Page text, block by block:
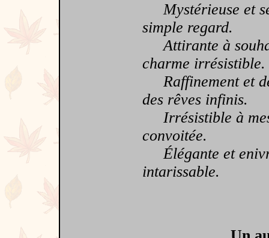
Mystérieuse et
simple regard.
Attirante à
charme irrésistible.
Raffinement et
des rêves infinis.
Irrésistible à
convoitée.
Élégante et
intarissable.